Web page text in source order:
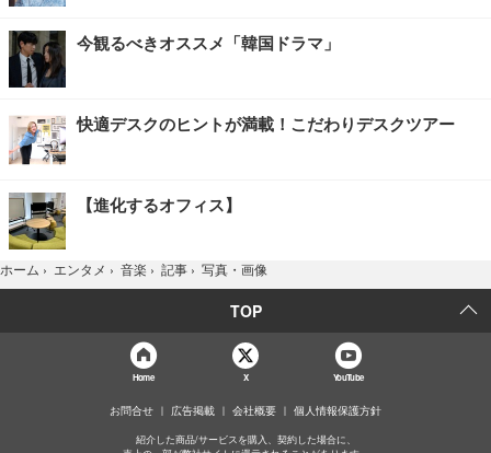
今観るべきオススメ「韓国ドラマ」
快適デスクのヒントが満載！こだわりデスクツアー
【進化するオフィス】
ホーム › エンタメ › 音楽 › 記事 › 写真・画像
TOP
Home X YouTube
お問合せ 広告掲載 会社概要 個人情報保護方針
紹介した商品/サービスを購入、契約した場合に、